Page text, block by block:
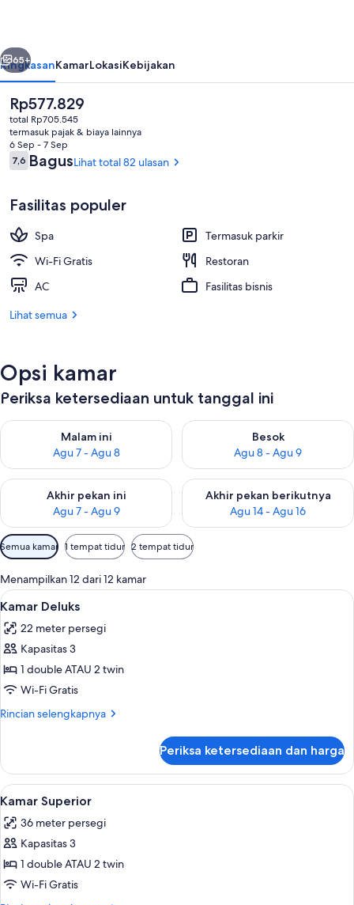
Bagian depan properti
Berikutnya
65+
RingkasanKamarLokasiKebijakan
Harga
saat
ini
Rp577.829
Rp577.829
total Rp705.545
termasuk pajak & biaya lainnya
6 Sep - 7 Sep
Ulasan
7,67,6 dari 10
BagusLihat total 82 ulasan
Fasilitas populer
Spa
Termasuk parkir
Wi-Fi Gratis
Restoran
AC
Fasilitas bisnis
Lihat semua
Opsi kamar
Periksa ketersediaan untuk tanggal ini
Malam ini
Agu 7 - Agu 8
Periksa ketersediaan untuk malam ini Agu 7 - Agu 8
Besok
Agu 8 - Agu 9
Periksa ketersediaan untuk
Akhir pekan ini
Agu 7 - Agu 9
Periksa ketersediaan untuk akhir pekan ini Agu 7 - Agu 9
Akhir pekan berikutnya
Agu 14 - Agu 16
Periksa ketersediaan untuk
Filter
tersedia
untuk
kamar
Semua kamar 1 tempat tidur 2 tempat tidur
Menampilkan 12 dari 12 kamar
Lihat
semua
foto
untuk
Kamar
Deluks
Kamar Deluks | Minibar, brankas,
7
Kamar Deluks
22 meter persegi
Kapasitas 3
1 double ATAU 2 twin
Wi-Fi Gratis
Rincian selengkapnya
Rincian
Kamar
Deluks
Periksa ketersediaan dan harga
Lihat
semua
foto
untuk
Kamar
Superior
Kamar Superior | Minibar, brankas,
7
Kamar Superior
36 meter persegi
Kapasitas 3
1 double ATAU 2 twin
Wi-Fi Gratis